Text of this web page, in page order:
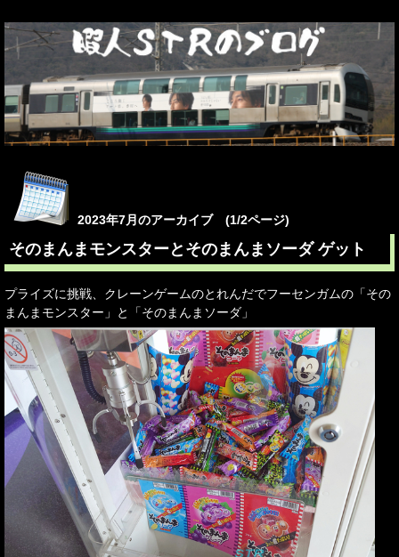
2023年7月のアーカイブ (1/2ページ)
そのまんまモンスターとそのまんまソーダ ゲット
プライズに挑戦、クレーンゲームのとれんだでフーセンガムの「その
まんまモンスター」と「そのまんまソーダ」